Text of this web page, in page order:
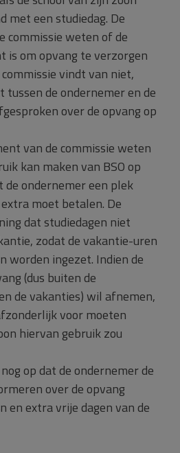
met een studiedag. De
commissie weten of de
is om opvang te verzorgen
vindt van niet,
de ondernemer en de
over de opvang op
van de commissie weten
kan maken van BSO op
de ondernemer een plek
moet betalen. De
dat studiedagen niet
zodat de vakantie-uren
worden ingezet. Indien de
(dus buiten de
de vakanties) wil afnemen,
voor moeten
hiervan gebruik zou
op dat de ondernemer de
over de opvang
en extra vrije dagen van de